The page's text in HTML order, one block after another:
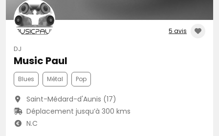
5 avis
DJ
Music Paul
Blues Métal Pop
Saint-Médard-d'Aunis (17)
Déplacement jusqu’à 300 kms
N.C